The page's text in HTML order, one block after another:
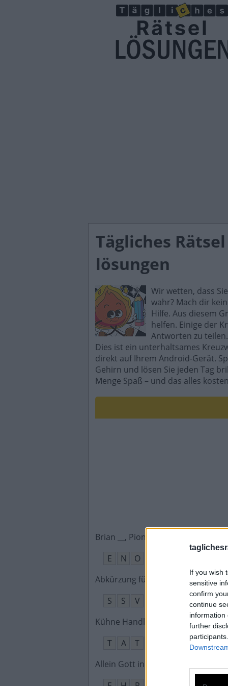
If you wish
sensitive
confirm
continue
information
further
Tägliches
lösungen
Wir wetten, dass
wahr? Mach dir
Hilfe. Aus diesem
helfen. Einige der
Antworten zu teilen.
Dies ist ein unterhaltsames
direkt auf Ihrem Android-Gerät.
Gehirn und lösen Sie jeden Tag
Menge Spaß – und das alles
Brian __, Pionier des Musikstils
E
N
O
Abkürzung für eine
S
S
V
Kühne Handlungen eines Helden
T
A T
Allein Gott in der Höh sei __,